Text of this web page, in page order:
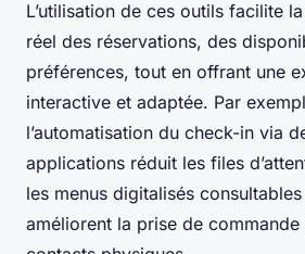
L’utilisation de ces outils facilite
réel des réservations, des
préférences, tout en offrant une
interactive et adaptée. Par
l’automatisation du check-in via
applications réduit les files
les menus digitalisés
améliorent la prise de